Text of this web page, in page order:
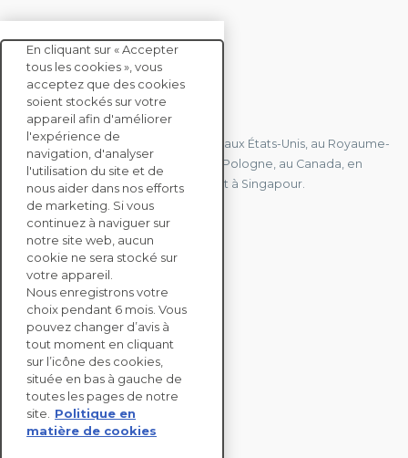
CONTACTEZ-NOUS
Nous avons des bureaux en France, aux États-Unis, au Royaume-
Uni, à Hong Kong, à l'île Maurice, en Pologne, au Canada, en
Allemagne, au Japon, en Espagne et à Singapour.
CONTACTEZ-NOUS
SOLUTIONS
ENTERPRISE
ÉVALUATIONS RSE
RESSOURCES
À PROPOS
En cliquant sur « Accepter
tous les cookies », vous
acceptez que des cookies
soient stockés sur votre
appareil afin d'améliorer
l'expérience de
navigation, d'analyser
l'utilisation du site et de
nous aider dans nos efforts
de marketing. Si vous
continuez à naviguer sur
notre site web, aucun
cookie ne sera stocké sur
votre appareil.
Nous enregistrons votre
choix pendant 6 mois. Vous
pouvez changer d’avis à
tout moment en cliquant
sur l’icône des cookies,
située en bas à gauche de
toutes les pages de notre
site.
Politique en
matière de cookies